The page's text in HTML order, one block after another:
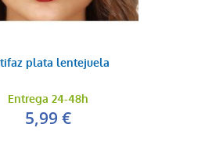
plata lentejuela
Entrega 24-48h
5,99 €